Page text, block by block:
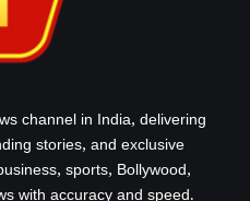
channel in India, delivering
stories, and exclusive
sports, Bollywood,